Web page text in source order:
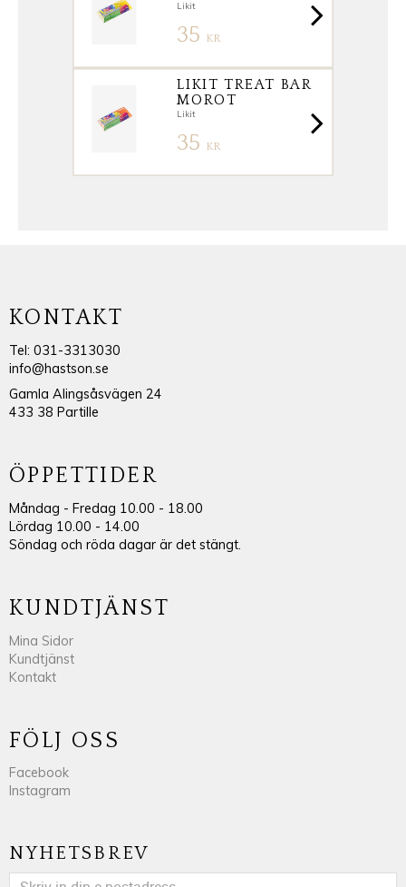
Likit
35 KR
LIKIT TREAT BAR
MOROT
Likit
35 KR
KONTAKT
Tel: 031-3313030
info@hastson.se
Gamla Alingsåsvägen 24
433 38 Partille
ÖPPETTIDER
Måndag - Fredag 10.00 - 18.00
Lördag 10.00 - 14.00
Söndag och röda dagar är det stängt.
KUNDTJÄNST
Mina Sidor
Kundtjänst
Kontakt
FÖLJ OSS
Facebook
Instagram
NYHETSBREV